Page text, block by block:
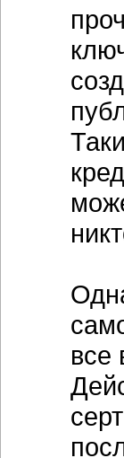
все